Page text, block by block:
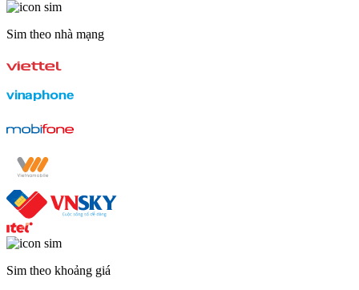
Sim theo nhà mạng
Sim theo khoảng giá